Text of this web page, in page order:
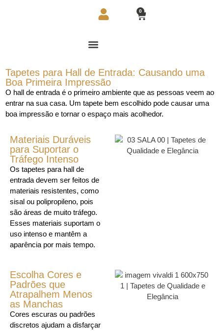
0
Tapetes para Hall de Entrada: Causando uma
Boa Primeira Impressão
O hall de entrada é o primeiro ambiente que as pessoas veem ao
entrar na sua casa. Um tapete bem escolhido pode causar uma
boa impressão e tornar o espaço mais acolhedor.
Materiais Duráveis
para Suportar o
Tráfego Intenso
Os tapetes para hall de
entrada devem ser feitos de
materiais resistentes, como
sisal ou polipropileno, pois
são áreas de muito tráfego.
Esses materiais suportam o
uso intenso e mantêm a
aparência por mais tempo.
Escolha Cores e
Padrões que
Atrapalhem Menos
as Manchas
Cores escuras ou padrões
discretos ajudam a disfarçar